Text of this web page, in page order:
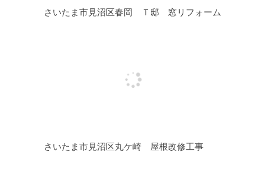
さいたま市見沼区春岡 Ｔ邸 窓リフォーム
さいたま市見沼区丸ケ崎 屋根改修工事